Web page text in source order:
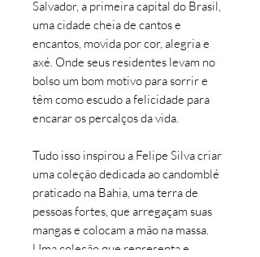
Salvador, a primeira capital do Brasil,
uma cidade cheia de cantos e
encantos, movida por cor, alegria e
axé. Onde seus residentes levam no
bolso um bom motivo para sorrir e
têm como escudo a felicidade para
encarar os percalços da vida.
Tudo isso inspirou a Felipe Silva criar
uma coleção dedicada ao candomblé
praticado na Bahia, uma terra de
pessoas fortes, que arregaçam suas
mangas e colocam a mão na massa.
Uma coleção que representa e